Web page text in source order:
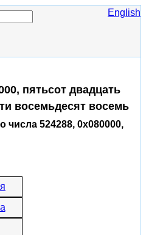
English
пятьсот двадцать
восемьдесят восемь
числа 524288, 0x080000,